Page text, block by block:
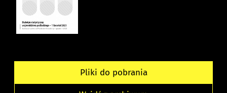
Pliki do pobrania